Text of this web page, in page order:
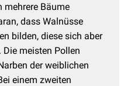
mehrere Bäume
dass Walnüsse
bilden, diese sich aber
meisten Pollen
der weiblichen
einem zweiten